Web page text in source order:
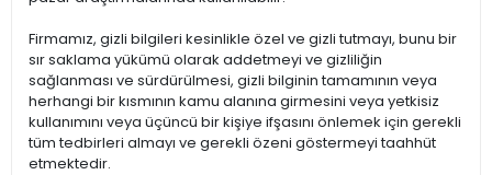
Firmamız, gizli bilgileri kesinlikle özel ve gizli tutmayı, bunu bir
sır saklama yükümü olarak addetmeyi ve gizliliğin
sağlanması ve sürdürülmesi, gizli bilginin tamamının veya
herhangi bir kısmının kamu alanına girmesini veya yetkisiz
kullanımını veya üçüncü bir kişiye ifşasını önlemek için gerekli
tüm tedbirleri almayı ve gerekli özeni göstermeyi taahhüt
etmektedir.